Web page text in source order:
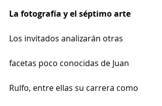
La fotografía y el séptimo arte
Los invitados analizarán otras
facetas poco conocidas de Juan
Rulfo, entre ellas su carrera como